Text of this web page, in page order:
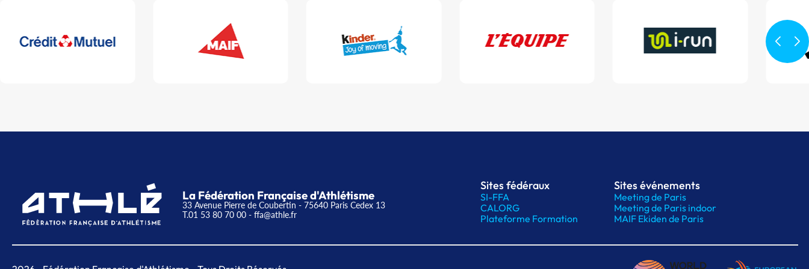
La Fédération Française d'Athlétisme
33 Avenue Pierre de Coubertin - 75640 Paris Cedex 13
T.01 53 80 70 00 - ffa@athle.fr
Sites fédéraux
SI-FFA
CALORG
Plateforme Formation
Sites événements
Meeting de Paris
Meeting de Paris indoor
MAIF Ekiden de Paris